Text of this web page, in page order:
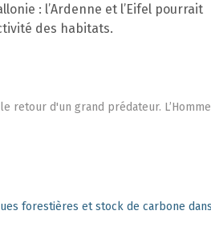
: l’Ardenne et l’Eifel pourrait
des habitats.
retour d'un grand prédateur. L’Homme